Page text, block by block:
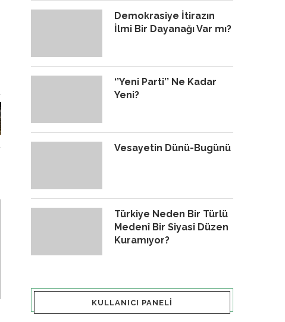
Demokrasiye İtirazın
İlmi Bir Dayanağı Var mı?
‘’Yeni Parti’’ Ne Kadar
Yeni?
Vesayetin Dünü-Bugünü
Türkiye Neden Bir Türlü
Medenî Bir Siyasî Düzen
Kuramıyor?
KULLANICI PANELI